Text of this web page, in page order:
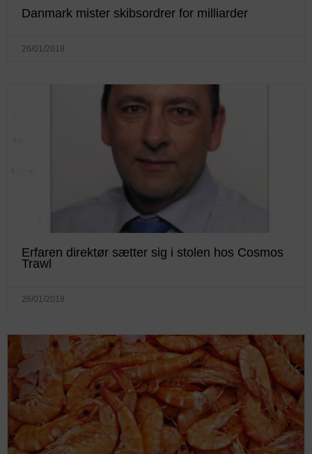
Danmark mister skibsordrer for milliarder
26/01/2018
Erfaren direktør sætter sig i stolen hos Cosmos
Trawl
26/01/2018